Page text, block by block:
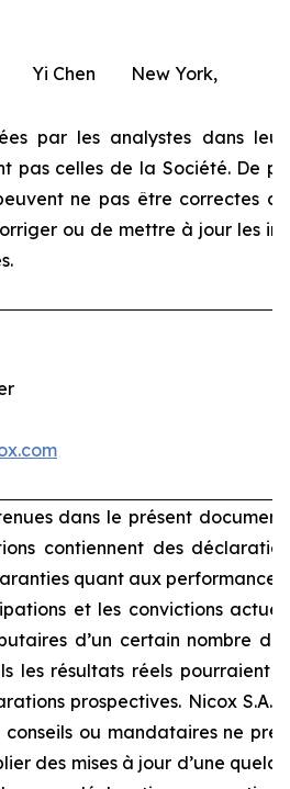
Yi Chen New York,
par les analystes dans
pas celles de la Société. De
ne pas être correctes
ou de mettre à jour les
dans le présent
contiennent des
quant aux
et les convictions
d’un certain nombre
les résultats réels pourraient
prospectives. Nicox S.A.
ou mandataires ne
des mises à jour d’une